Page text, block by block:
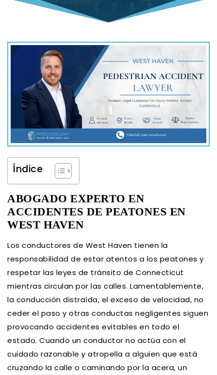
Índice
ABOGADO EXPERTO EN
ACCIDENTES DE PEATONES EN
WEST HAVEN
Los conductores de West Haven tienen la
responsabilidad de estar atentos a los peatones y
respetar las leyes de tránsito de Connecticut
mientras circulan por las calles. Lamentablemente,
la conducción distraída, el exceso de velocidad, no
ceder el paso y otras conductas negligentes siguen
provocando accidentes evitables en todo el
estado. Cuando un conductor no actúa con el
cuidado razonable y atropella a alguien que está
cruzando la calle o caminando por la acera, un